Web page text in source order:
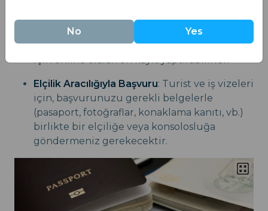
İnternet Üzerinden Başvuru
: VoA için, bazı
gezginler varışta daha hızlı işlem görmek
için online olarak ön kayıt yaptırabilirler.
Elçilik Aracılığıyla Başvuru: Turist ve iş vizeleri
için, başvurunuzu gerekli belgelerle
(pasaport, fotoğraflar, konaklama kanıtı, vb.)
birlikte bir elçiliğe veya konsolosluğa
göndermeniz gerekecektir.
No Yes